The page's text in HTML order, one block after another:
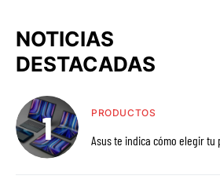
NOTICIAS
DESTACADAS
PRODUCTOS
Asus te indica cómo elegir tu